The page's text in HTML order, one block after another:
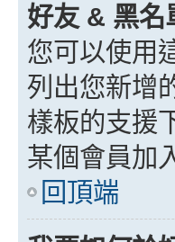
好友 & 黑名
您可以使用
列出您新增
樣板的支援
某個會員加
回頂端